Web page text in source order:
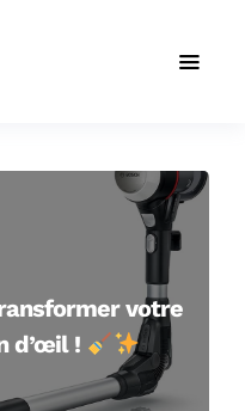
votre
d’œil !